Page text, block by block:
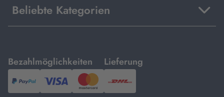
Beliebte Kategorien
Bezahlmöglichkeiten
mit
PayPal,Visa
und
Lieferung
mit
DHL.